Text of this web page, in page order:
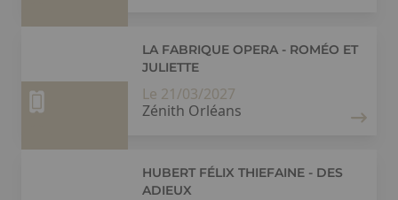
LA FABRIQUE OPERA - ROMÉO ET
JULIETTE
Le 21/03/2027
Zénith Orléans
HUBERT FÉLIX THIEFAINE - DES
ADIEUX